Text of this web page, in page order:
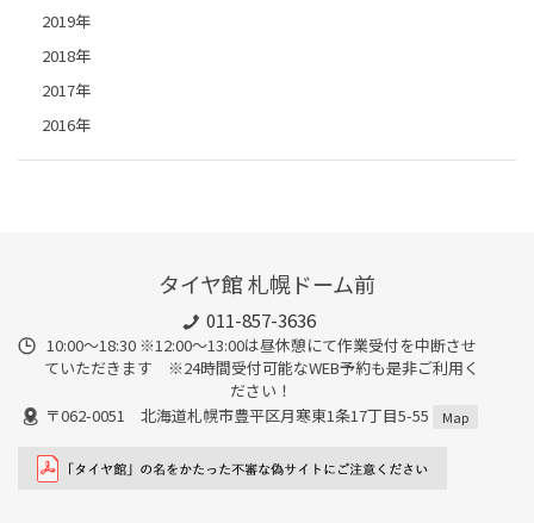
2019年
2018年
2017年
2016年
タイヤ館 札幌ドーム前
011-857-3636
10:00～18:30 ※12:00～13:00は昼休憩にて作業受付を中断させ
ていただきます ※24時間受付可能なWEB予約も是非ご利用く
ださい！
〒062-0051 北海道札幌市豊平区月寒東1条17丁目5-55
Map